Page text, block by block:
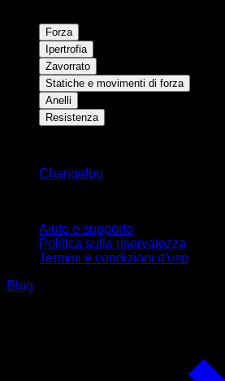
Forza
Ipertrofia
Zavorrato
Statiche e movimenti di forza
Anelli
Resistenza
Changelog
Aiuto e supporto
Politica sulla riservatezza
Termini e condizioni d'uso
Blog